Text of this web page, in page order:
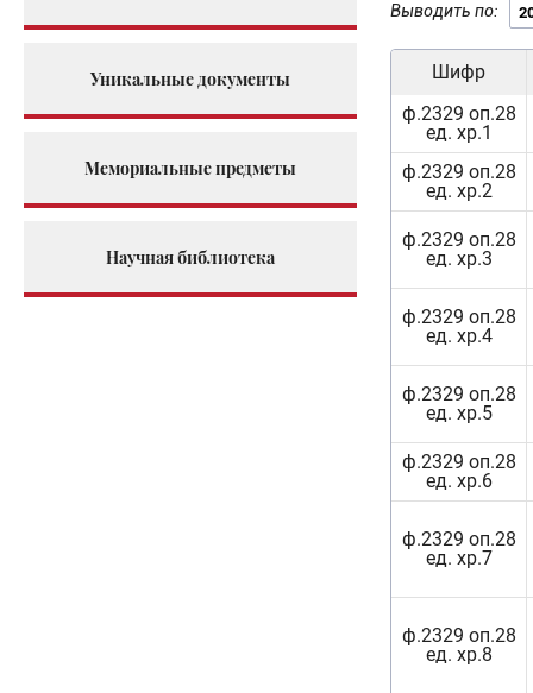
Уникальные документы
Мемориальные предметы
Научная библиотека
Выводить по:
Шифр
ф.2329 оп.28
ед. хр.1
ф.2329 оп.28
ед. хр.2
ф.2329 оп.28
ед. хр.3
ф.2329 оп.28
ед. хр.4
ф.2329 оп.28
ед. хр.5
ф.2329 оп.28
ед. хр.6
ф.2329 оп.28
ед. хр.7
ф.2329 оп.28
ед. хр.8